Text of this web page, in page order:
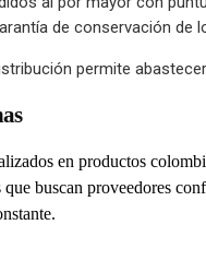
de conservación de
permite
en productos
buscan proveedores